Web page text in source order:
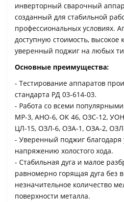
инверторный сварочный
созданный для стабильной
профессиональных условиях.
доступную стоимость, высокое
уверенный поджиг на любых
Основные преимущества:
- Тестирование аппаратов
стандарта РД 03-614-03.
- Работа со всеми
МР-3, АНО-6, ОК 46, ОЗС-12,
ЦЛ-15, ОЗЛ-6, ОЗА-1, ОЗА-2,
- Уверенный поджиг
напряжению холостого хода.
- Стабильная дуга и малое
равномерно горящая дуга без
незначительное количество
поверхности металла.